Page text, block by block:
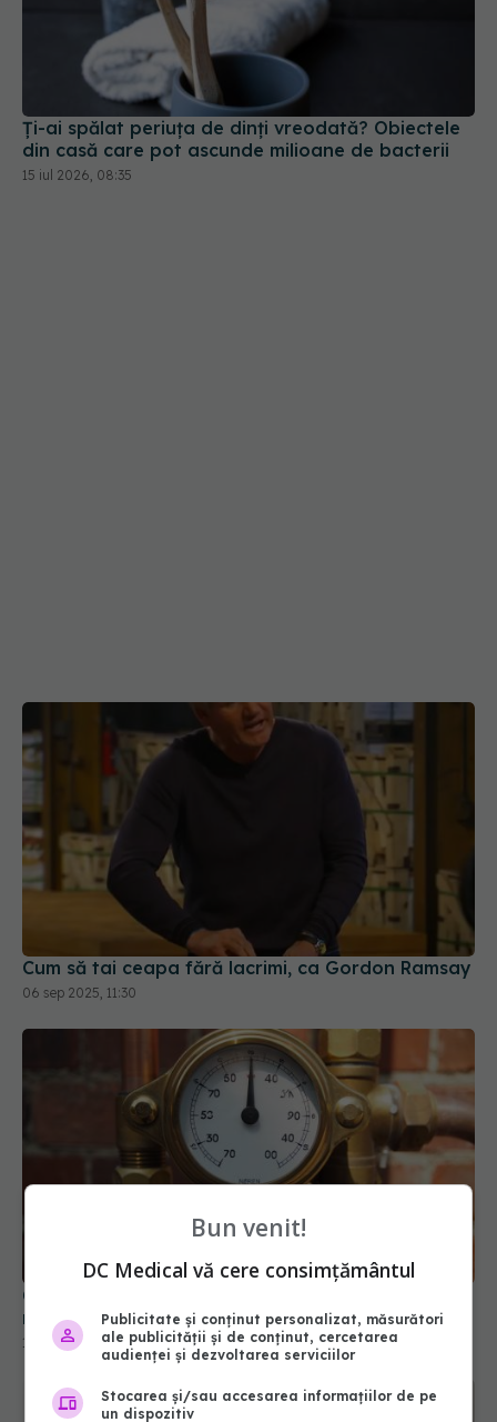
Ți-ai spălat periuța de dinți vreodată? Obiectele
din casă care pot ascunde milioane de bacterii
15 iul 2026, 08:35
Cum să tai ceapa fără lacrimi, ca Gordon Ramsay
06 sep 2025, 11:30
Ce să faci imediat și ce să NU faci dacă simți
miros de gaz în casă
17 oct 2025, 18:58
Bun venit!
DC Medical vă cere consimțământul
Publicitate și conținut personalizat, măsurători
ale publicității și de conținut, cercetarea
audienței și dezvoltarea serviciilor
Stocarea și/sau accesarea informațiilor de pe
un dispozitiv